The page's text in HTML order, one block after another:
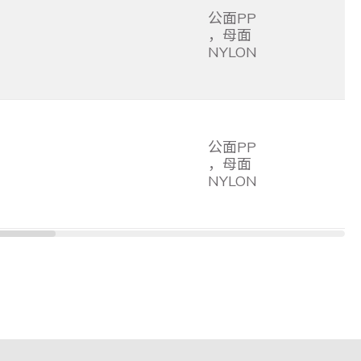
公面PP
，母面
NYLON
公面PP
，母面
NYLON